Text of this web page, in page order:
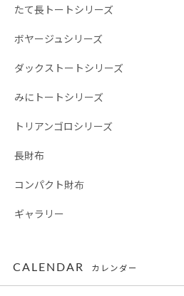
たて長トートシリーズ
ボヤージュシリーズ
ダックストートシリーズ
みにトートシリーズ
トリアンゴロシリーズ
長財布
コンパクト財布
ギャラリー
CALENDAR カレンダー